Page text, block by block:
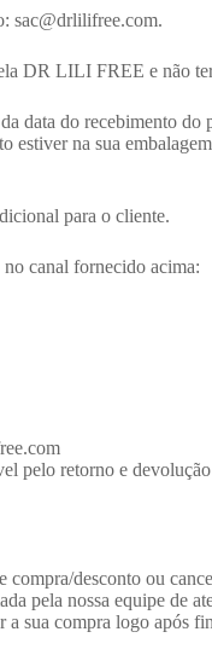
sac@drlilifree.com.
DR LILI FREE e não
data do recebimento do
estiver na sua
para o cliente.
canal fornecido acima:
pelo retorno e
desconto ou
pela nossa equipe de
sua compra logo após